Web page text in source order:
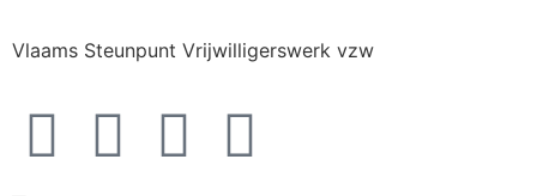
Vlaams Steunpunt Vrijwilligerswerk vzw